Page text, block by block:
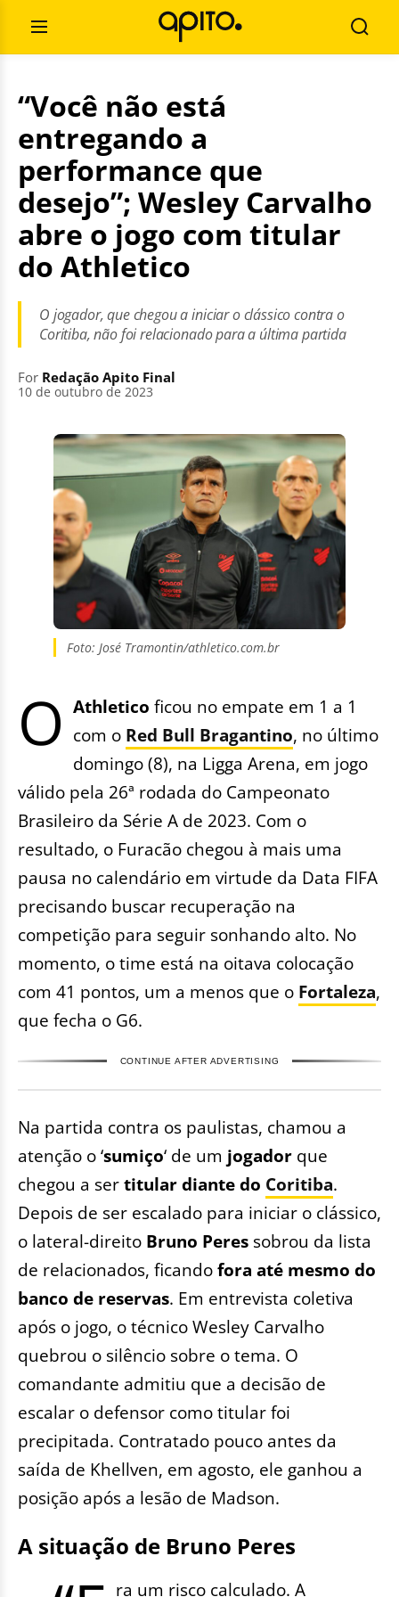
contentOpen
Menu
for:
“Você não está
entregando a
performance que
desejo”; Wesley Carvalho
abre o jogo com titular
do Athletico
O jogador, que chegou a iniciar o clássico contra o
Coritiba, não foi relacionado para a última partida
For Redação Apito Final
10 de outubro de 2023
Foto: José Tramontin/athletico.com.br
O Athletico ficou no empate em 1 a 1
com o Red Bull Bragantino, no último
domingo (8), na Ligga Arena, em jogo
válido pela 26ª rodada do Campeonato
Brasileiro da Série A de 2023. Com o
resultado, o Furacão chegou à mais uma
pausa no calendário em virtude da Data FIFA
precisando buscar recuperação na
competição para seguir sonhando alto. No
momento, o time está na oitava colocação
com 41 pontos, um a menos que o Fortaleza,
que fecha o G6.
CONTINUE AFTER ADVERTISING
Na partida contra os paulistas, chamou a
atenção o ‘sumiço‘ de um jogador que
chegou a sertitulardiante do Coritiba.
Depois de ser escalado para iniciar o clássico,
o lateral-direito Bruno Peres sobrou da lista
de relacionados, ficandofora até mesmo do
banco de reservas. Em entrevista coletiva
após o jogo, o técnico Wesley Carvalho
quebrou o silêncio sobre o tema. O
comandante admitiu que a decisão de
escalar o defensor como titular foi
precipitada. Contratado pouco antes da
saída de Khellven, em agosto, ele ganhou a
posição após a lesão de Madson.
A situação de Bruno Peres
ra um risco calculado. A